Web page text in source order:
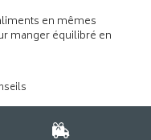
en mêmes
manger équilibré en